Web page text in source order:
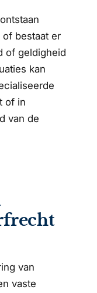
of bestaat er
of geldigheid
kan
of in
van de
van
vaste